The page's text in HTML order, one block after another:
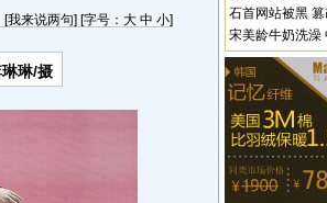
[我来说两句] [字号： 大 中 小]
琳/摄
石首网站被黑
宋美龄牛奶洗澡